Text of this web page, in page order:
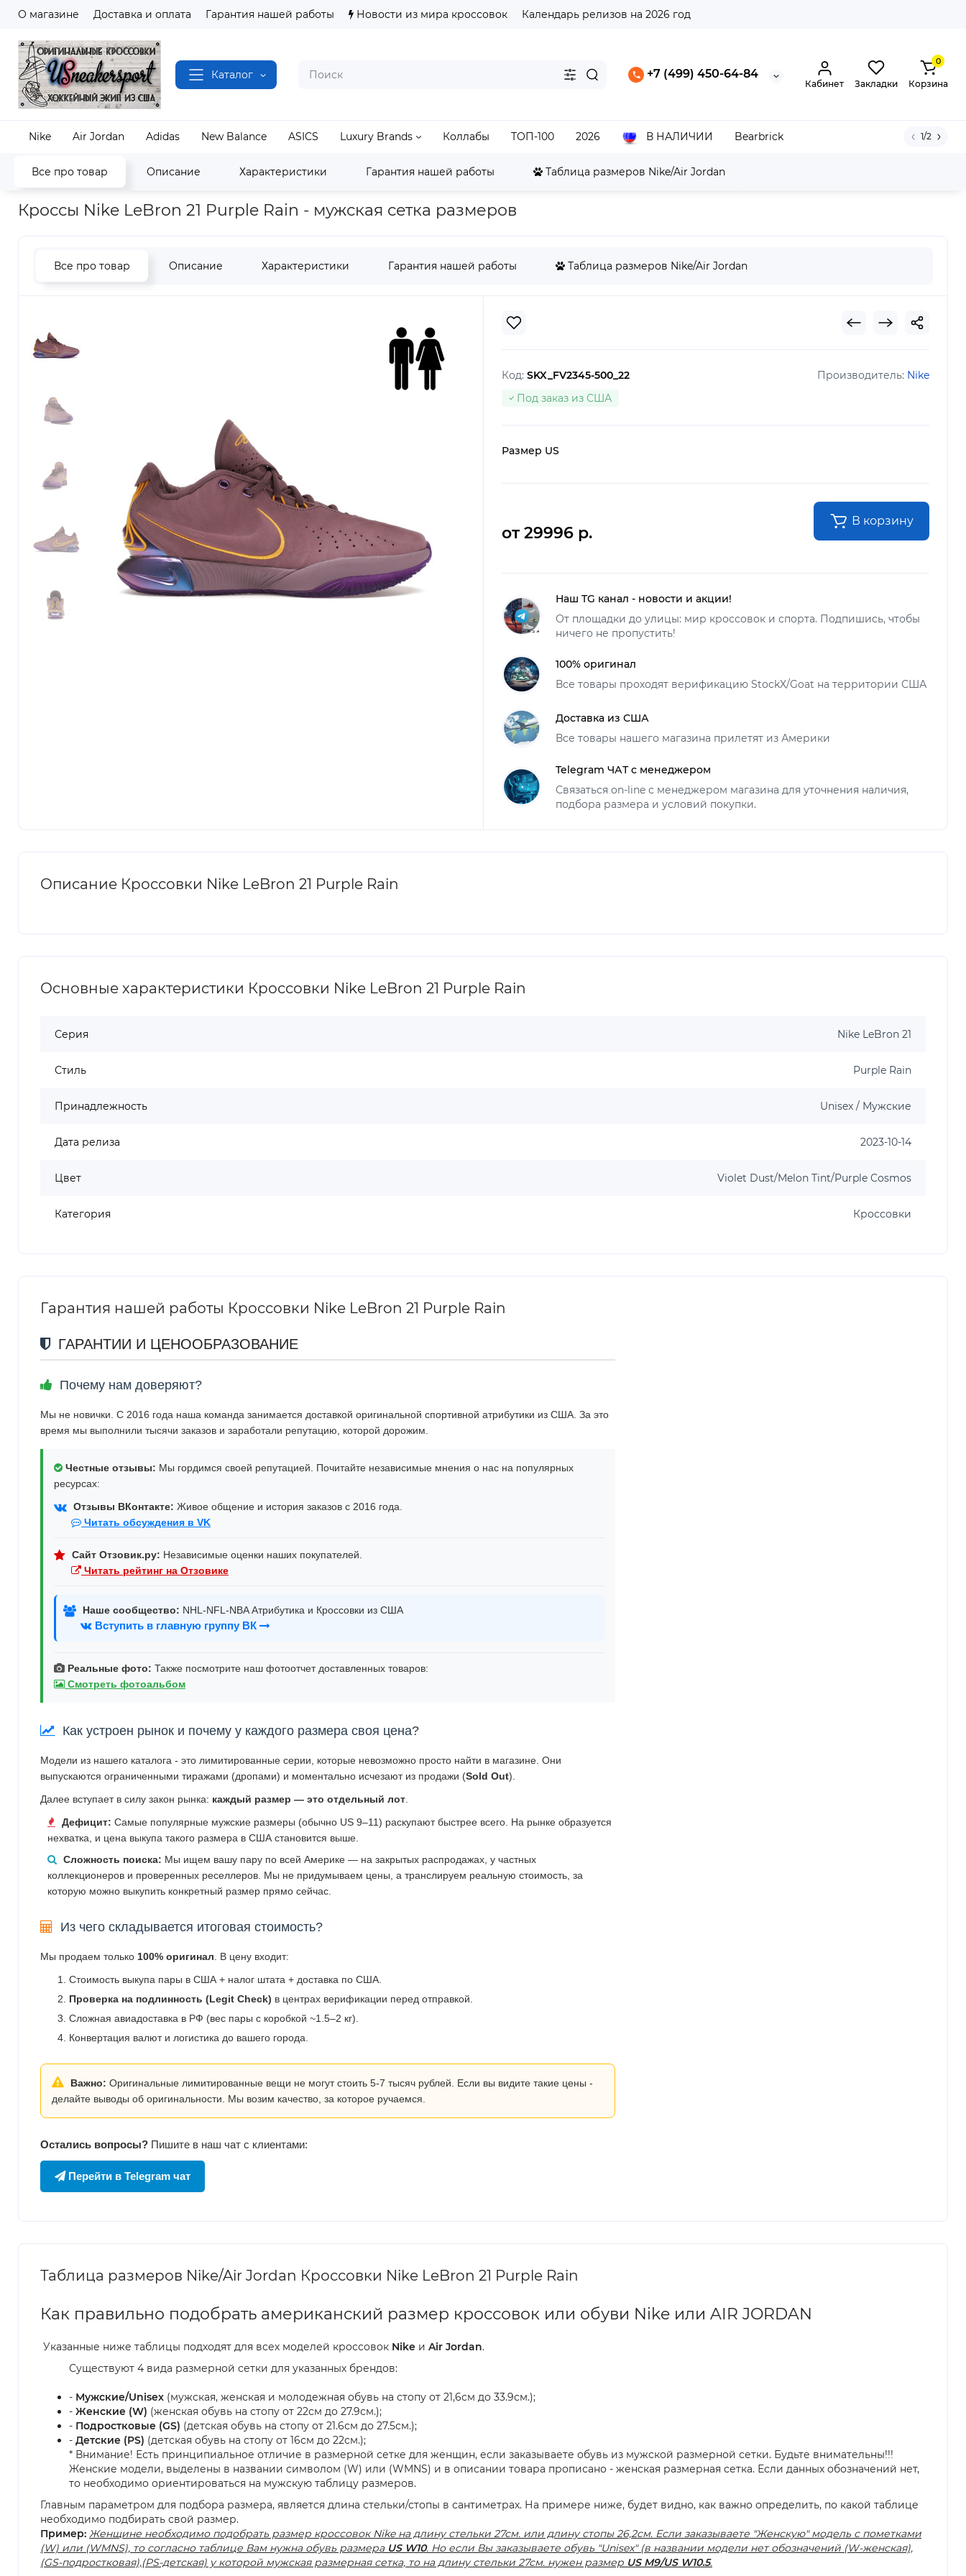
О магазине Доставка и оплата Гарантия нашей работы Новости из мира кроссовок Календарь релизов на 2026 год
Каталог +7 (499) 450-64-84
Кабинет Закладки
0
Корзина
Nike Air Jordan Adidas New Balance ASICS Luxury Brands Коллабы ТОП-100 2026 В НАЛИЧИИ Bearbrick 1/2
Все про товар Описание Характеристики Гарантия нашей работы Таблица размеров Nike/Air Jordan
Наш магазин Полный каталог кроссовок Nike LeBron LeBron 18-23 Кроссовки Nike LeBron 21 Purple Rain
Кроссы Nike LeBron 21 Purple Rain - мужская сетка размеров
Все про товар Описание Характеристики Гарантия нашей работы Таблица размеров Nike/Air Jordan
Код: SKX_FV2345-500_22 Производитель: Nike
Под заказ из США
Размер US
от 29996 р.
В корзину
Наш TG канал - новости и акции!
От площадки до улицы: мир кроссовок и спорта. Подпишись, чтобы
ничего не пропустить!
100% оригинал
Все товары проходят верификацию StockX/Goat на территории США
Доставка из США
Все товары нашего магазина прилетят из Америки
Telegram ЧАТ с менеджером
Связаться on-line с менеджером магазина для уточнения наличия,
подбора размера и условий покупки.
Описание Кроссовки Nike LeBron 21 Purple Rain
Основные характеристики Кроссовки Nike LeBron 21 Purple Rain
Серия Nike LeBron 21
Стиль Purple Rain
Принадлежность Unisex / Мужские
Дата релиза 2023-10-14
Цвет Violet Dust/Melon Tint/Purple Cosmos
Категория Кроссовки
Гарантия нашей работы Кроссовки Nike LeBron 21 Purple Rain
ГАРАНТИИ И ЦЕНООБРАЗОВАНИЕ
Почему нам доверяют?
Мы не новички. С 2016 года наша команда занимается доставкой оригинальной спортивной атрибутики из США. За это
время мы выполнили тысячи заказов и заработали репутацию, которой дорожим.
Честные отзывы: Мы гордимся своей репутацией. Почитайте независимые мнения о нас на популярных
ресурсах:
Отзывы ВКонтакте: Живое общение и история заказов с 2016 года.
Читать обсуждения в VK
Сайт Отзовик.ру: Независимые оценки наших покупателей.
Читать рейтинг на Отзовике
Наше сообщество: NHL-NFL-NBA Атрибутика и Кроссовки из США
Вступить в главную группу ВК
Реальные фото: Также посмотрите наш фотоотчет доставленных товаров:
Смотреть фотоальбом
Как устроен рынок и почему у каждого размера своя цена?
Модели из нашего каталога - это лимитированные серии, которые невозможно просто найти в магазине. Они
выпускаются ограниченными тиражами (дропами) и моментально исчезают из продажи (Sold Out).
Далее вступает в силу закон рынка: каждый размер — это отдельный лот
Дефицит: Самые популярные мужские размеры (обычно US 9–11) раскупают быстрее всего. На рынке образуется
нехватка, и цена выкупа такого размера в США становится выше.
Сложность поиска: Мы ищем вашу пару по всей Америке — на закрытых распродажах, у частных
коллекционеров и проверенных реселлеров. Мы не придумываем цены, а транслируем реальную стоимость, за
которую можно выкупить конкретный размер прямо сейчас.
Из чего складывается итоговая стоимость?
Мы продаем только 100% оригинал . В цену входит:
Стоимость выкупа пары в США + налог штата + доставка по США.
Проверка на подлинность (Legit Check) в центрах верификации перед отправкой.
Сложная авиадоставка в РФ (вес пары с коробкой ~1.5–2 кг).
Конвертация валют и логистика до вашего города.
Важно: Оригинальные лимитированные вещи не могут стоить 5-7 тысяч рублей. Если вы видите такие цены -
делайте выводы об оригинальности. Мы возим качество, за которое ручаемся.
Остались вопросы? Пишите в наш чат с клиентами:
Перейти в Telegram чат
Таблица размеров Nike/Air Jordan Кроссовки Nike LeBron 21 Purple Rain
Как правильно подобрать американский размер кроссовок или обуви Nike или AIR JORDAN
Указанные ниже таблицы подходят для всех моделей кроссовок Nike и Air Jordan.
Существуют 4 вида размерной сетки для указанных брендов:
- Мужские/Unisex (мужская, женская и молодежная обувь на стопу от 21,6см до 33.9см.);
- Женские (W) (женская обувь на стопу от 22см до 27.9см.);
- Подростковые (GS) (детская обувь на стопу от 21.6см до 27.5см.);
- Детские (PS) (детская обувь на стопу от 16см до 22см.);
* Внимание! Есть принципиальное отличие в размерной сетке для женщин, если заказываете обувь из мужской размерной сетки. Будьте внимательны!!!
Женские модели, выделены в названии символом (W) или (WMNS) и в описании товара прописано - женская размерная сетка. Если данных обозначений нет,
то необходимо ориентироваться на мужскую таблицу размеров.
Главным параметром для подбора размера, является длина стельки/стопы в сантиметрах. На примере ниже, будет видно, как важно определить, по какой таблице
необходимо подбирать свой размер.
Пример: Женщине необходимо подобрать размер кроссовок Nike на длину стельки 27см. или длину стопы 26,2см. Если заказываете "Женскую" модель с пометками
(W) или (WMNS), то согласно таблице Вам нужна обувь размера US W10. Но если Вы заказываете обувь "Unisex" (в названии модели нет обозначений (W-женская),
(GS-подростковая),(PS-детская) у которой мужская размерная сетка, то на длину стельки 27см. нужен размер US M9/US W10.5.